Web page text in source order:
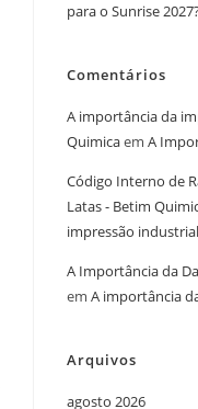
para o Sunrise
Comentários
A importância da
Quimicaem A
Código Interno de
Latas - Betim
impressão industrial
A Importância da
em A importância
Arquivos
agosto 2026